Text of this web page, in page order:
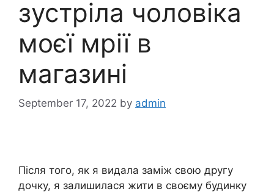
зустріла чоловіка
моєї мрії в
магазині
September 17, 2022 by admin
Після того, як я видала заміж свою другу
дочку, я залишилася жити в своєму будинку